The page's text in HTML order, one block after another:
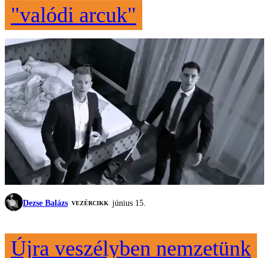
"valódi arcuk"
Dezse Balázs VEZÉRCIKK június 15.
Újra veszélyben nemzetünk